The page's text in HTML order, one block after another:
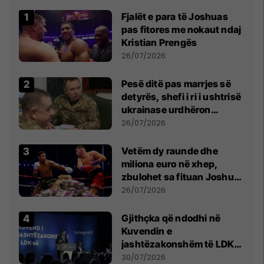
Fjalët e para të Joshuas
pas fitores me nokaut ndaj
Kristian Prengës
26/07/2026
Pesë ditë pas marrjes së
detyrës, shefi i ri i ushtrisë
ukrainase urdhëron
kontroll të madh
26/07/2026
Vetëm dy raunde dhe
miliona euro në xhep,
zbulohet sa fituan Joshua
e Prenga
26/07/2026
Gjithçka që ndodhi në
Kuvendin e
jashtëzakonshëm të LDK-
së
30/07/2026